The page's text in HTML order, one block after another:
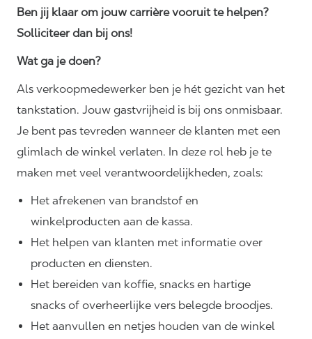
Ben jij klaar om jouw carrière vooruit te helpen?
Solliciteer dan bij ons!
Wat ga je doen?
Als verkoopmedewerker ben je hét gezicht van het
tankstation. Jouw gastvrijheid is bij ons onmisbaar.
Je bent pas tevreden wanneer de klanten met een
glimlach de winkel verlaten. In deze rol heb je te
maken met veel verantwoordelijkheden, zoals:
Het afrekenen van brandstof en
winkelproducten aan de kassa.
Het helpen van klanten met informatie over
producten en diensten.
Het bereiden van koffie, snacks en hartige
snacks of overheerlijke vers belegde broodjes.
Het aanvullen en netjes houden van de winkel